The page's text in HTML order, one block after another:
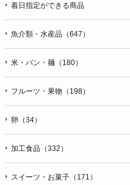
着日指定ができる商品
魚介類・水産品（647）
米・パン・麺（180）
フルーツ・果物（198）
卵（34）
加工食品（332）
スイーツ・お菓子（171）